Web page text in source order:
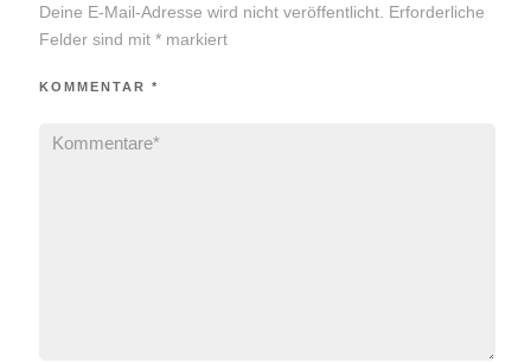
Deine E-Mail-Adresse wird nicht veröffentlicht. Erforderliche
Felder sind mit *markiert
KOMMENTAR *